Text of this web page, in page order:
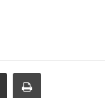
E-Posta ile paylaş Yazdır